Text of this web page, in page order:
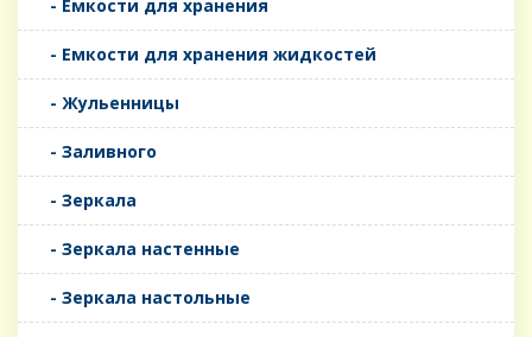
- Емкости для хранения
- Емкости для хранения жидкостей
- Жульенницы
- Заливного
- Зеркала
- Зеркала настенные
- Зеркала настольные